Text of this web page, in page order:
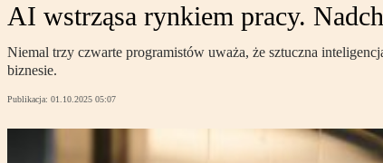
AI wstrząsa rynkiem pracy.
Niemal trzy czwarte programistów uważa, że sztuczna
biznesie.
Publikacja: 01.10.2025 05:07